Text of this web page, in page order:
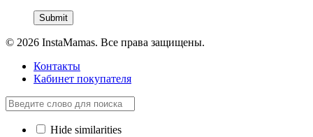
© 2026 InstaMamas. Все права защищены.
Контакты
Кабинет покупателя
Hide similarities